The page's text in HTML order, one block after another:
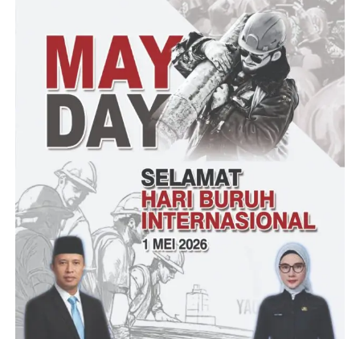
“Semoga ini bermanfaat bagi masyarakat yg berhak menerima
dan harapan saya panitia yang bertugas sportif dan disiplin serta
bertanggung jawab sehingga tidak ada hal-hal yang tidak
diinginkan dapat terjadi,” ujarnya
Juli ketua LMRI kabupaten serang, mengapresiasi diadakannya
bazar murah oleh Pemkab Serang, sehingga masyarakat bisa
terbantu dengan diselenggarakannya bazar murah ini.ungkapnya
“Kami selaku masyarakat anyar merasa sangat berterima kasih
kepada Bupati Serang dan dinas Perdagangan yang sudah
menyelenggarakan acar Bazar Murah Ramadan di wilayah
anyar,karena di saat bulan Ramadhan ini hampir semua sembako
harganya naik, dengan diadakannya bazar murah masyarakat